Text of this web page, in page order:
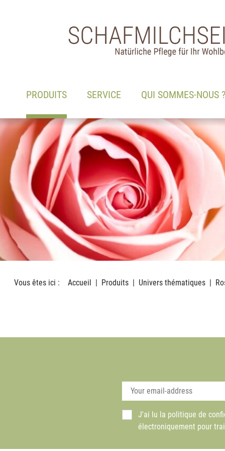
PRODUITS(ACTIF)SERVICE QUI SOMMES-NOUS ?
Vous êtes ici : Accueil Produits Univers thématiques
J'ai lu la politique de
électroniquement pour